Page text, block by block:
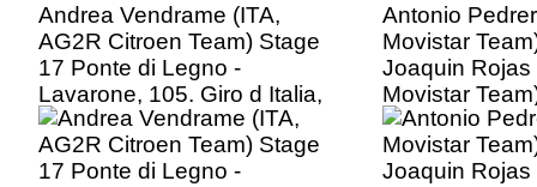
Andrea Vendrame (ITA,
AG2R Citroen Team) Stage
17 Ponte di Legno -
Lavarone, 105. Giro d Italia,
UCI Worl Tour
Antonio
Movistar
Joaquin Rojas
Movistar
Ponte di
105. Giro d
Tour